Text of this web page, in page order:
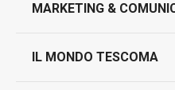
contatti
test sui prodotti
MARKETING &
IL MONDO TESCOMA